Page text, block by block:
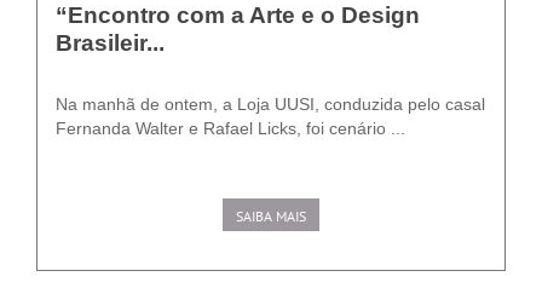
“Encontro com a Arte e o Design
Brasileir...
Na manhã de ontem, a Loja UUSI, conduzida pelo casal
Fernanda Walter e Rafael Licks, foi cenário ...
SAIBA MAIS